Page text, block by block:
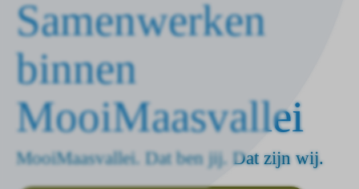
homepagina
Samenwerken
binnen
MooiMaasvallei
MooiMaasvallei. Dat ben jij. Dat zijn wij.